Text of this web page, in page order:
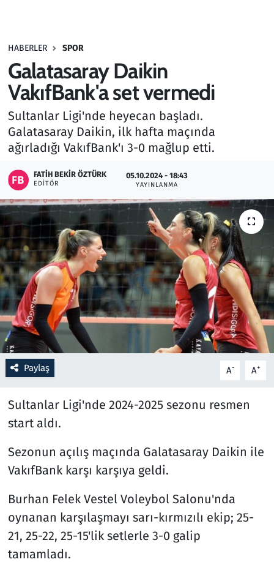
HABERLER SPOR
Galatasaray Daikin
VakıfBank'a set vermedi
Sultanlar Ligi'nde heyecan başladı.
Galatasaray Daikin, ilk hafta maçında
ağırladığı VakıfBank'ı 3-0 mağlup etti.
FATIH BEKIR ÖZTÜRK
EDITÖR
05.10.2024 - 18:43
YAYINLANMA
Paylaş A- A+
Sultanlar Ligi'nde 2024-2025 sezonu resmen
start aldı.
Sezonun açılış maçında Galatasaray Daikin ile
VakıfBank karşı karşıya geldi.
Burhan Felek Vestel Voleybol Salonu'nda
oynanan karşılaşmayı sarı-kırmızılı ekip; 25-
21, 25-22, 25-15'lik setlerle 3-0 galip
tamamladı.
Haber
Kültür Sanat
Kurumsal Haberler
Lezzet Durağı
Memur ve Kamu
Otomobil
Oyun
Ramazan
Resmi İlanlar
Rüya Tabirleri
Sağlık
Savunma Sanayi
Seçim 2023
Spor
Televizyon